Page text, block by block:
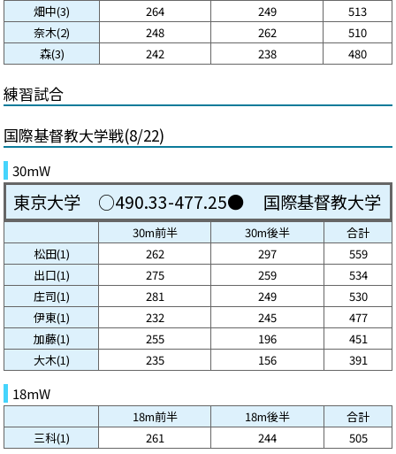
畑中(3)
264 249
513
奈木(2)
248 262
510
森(3)
242 238 480
練習試合
国際基督教大学戦(8/22)
30mW
東京大学 ○490.33-477.25● 国際基督教大学
30m前半 30m後半
合計
松田(1)
262 297
559
出口(1)
275 259
534
庄司(1)
281 249
530
伊東(1)
232 245
477
加藤(1)
255 196
451
大木(1)
235 156 391
18mW
18m前半 18m後半
合計
三科(1)
261 244 505